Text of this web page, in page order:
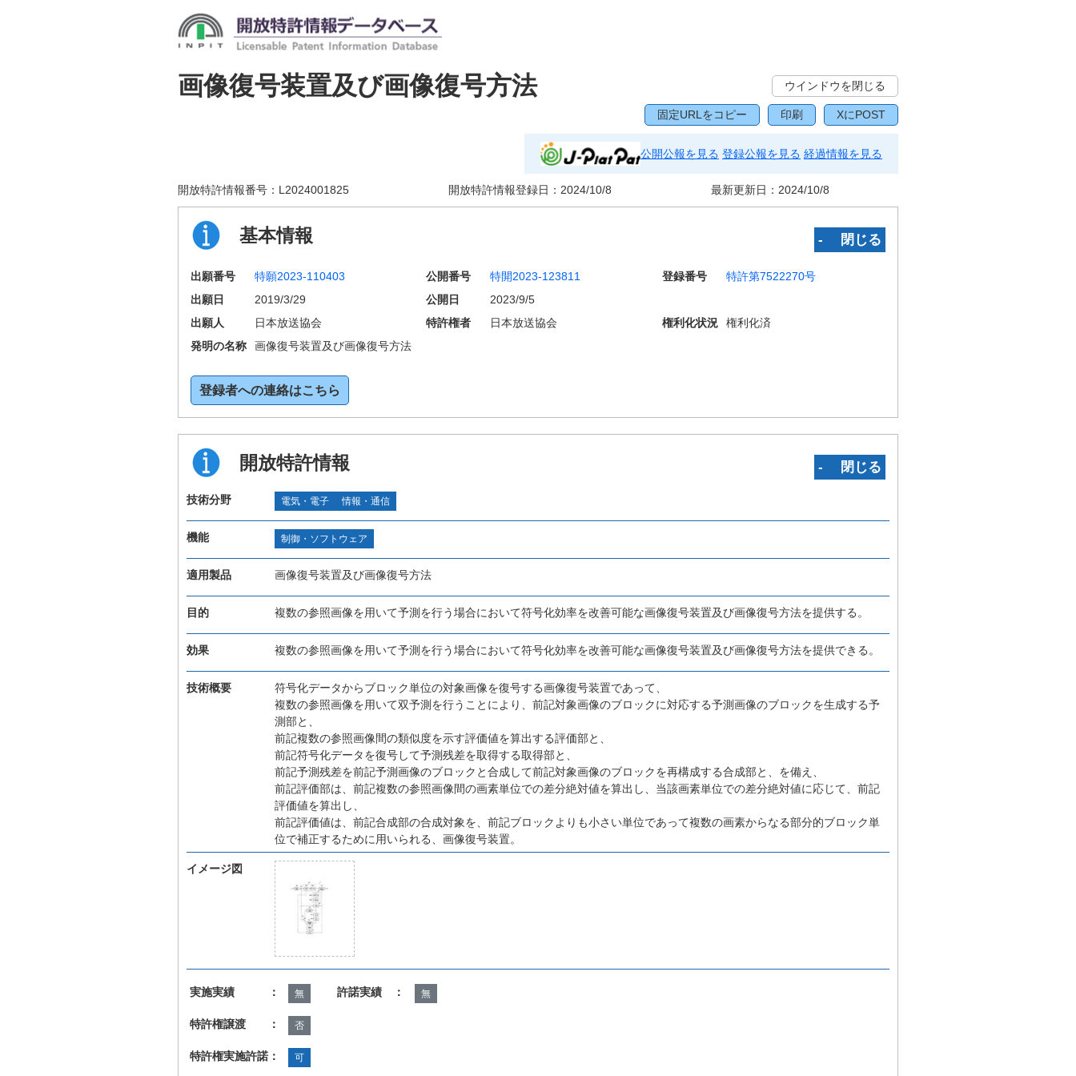
画像復号装置及び画像復号方法 ウインドウを閉じる
固定URLをコピー 印刷 XにPOST
公開公報を見る 登録公報を見る 経過情報を見る
開放特許情報番号： L2024001825 開放特許情報登録日： 2024/10/8 最新更新日： 2024/10/8
基本情報 ‐ 閉じる
出願番号 特願2023-110403 公開番号 特開2023-123811 登録番号
特許第7522270号
出願日
2019/3/29 公開日
2023/9/5
出願人
日本放送協会 特許権者 日本放送協会 権利化状況
権利化済
発明の名称
画像復号装置及び画像復号方法
登録者への連絡はこちら
開放特許情報 ‐ 閉じる
技術分野 電気・電子 情報・通信
機能 制御・ソフトウェア
適用製品 画像復号装置及び画像復号方法
目的 複数の参照画像を用いて予測を行う場合において符号化効率を改善可能な画像復号装置及び画像復号方法を提供する。
効果 複数の参照画像を用いて予測を行う場合において符号化効率を改善可能な画像復号装置及び画像復号方法を提供できる。
技術概要
符号化データからブロック単位の対象画像を復号する画像復号装置であって、
複数の参照画像を用いて双予測を行うことにより、前記対象画像のブロックに対応する予測画像のブロックを生成する予
測部と、
前記複数の参照画像間の類似度を示す評価値を算出する評価部と、
前記符号化データを復号して予測残差を取得する取得部と、
前記予測残差を前記予測画像のブロックと合成して前記対象画像のブロックを再構成する合成部と、を備え、
前記評価部は、前記複数の参照画像間の画素単位での差分絶対値を算出し、当該画素単位での差分絶対値に応じて、前記
評価値を算出し、
前記評価値は、前記合成部の合成対象を、前記ブロックよりも小さい単位であって複数の画素からなる部分的ブロック単
位で補正するために用いられる、画像復号装置。
イメージ図
実施実績 ： 無 許諾実績 ： 無
特許権譲渡 ： 否
特許権実施許諾： 可